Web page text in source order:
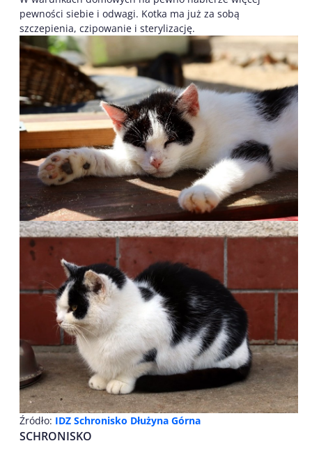
pewności siebie i odwagi. Kotka ma już za sobą
szczepienia, czipowanie i sterylizację.
Źródło: IDZ Schronisko Dłużyna Górna
SCHRONISKO